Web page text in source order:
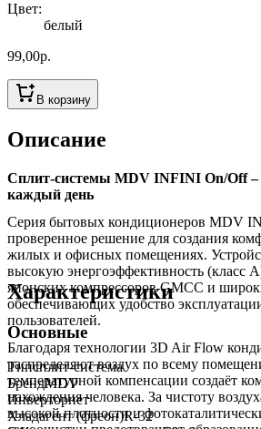
Цвет:
белый
99,00р.
В корзину
Описание
Сплит-системы MDV INFINI On/Off
каждый день
Серия бытовых кондиционеров MDV
проверенное решение для создания
жилых и офисных помещениях.
высокую энергоэффективность (класс
японских компрессоров GMCC и
обеспечивающих удобство
пользователей.
Благодаря технологии 3D Air Flow
распределяют воздух по всему
температурной компенсации создаёт
нахождения человека. За чистоту
высокой плотности и
Характеристики
Основные
Типсплит-система
БрендMDV
Инверторнет
Хладагент (фреон)R-32